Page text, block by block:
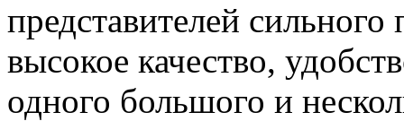
представителей сильного
высокое качество,
одного большого и